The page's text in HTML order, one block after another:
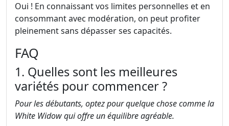
Oui ! En connaissant vos limites personnelles et en
consommant avec modération, on peut profiter
pleinement sans dépasser ses capacités.
FAQ
1. Quelles sont les meilleures
variétés pour commencer ?
Pour les débutants, optez pour quelque chose comme la
White Widow qui offre un équilibre agréable.